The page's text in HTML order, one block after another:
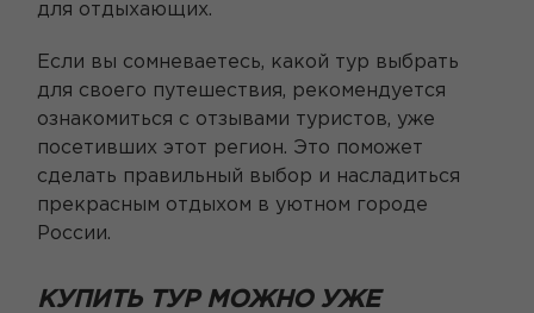
для отдыхающих.
Если вы сомневаетесь, какой тур выбрать
для своего путешествия, рекомендуется
ознакомиться с отзывами туристов, уже
посетивших этот регион. Это поможет
сделать правильный выбор и насладиться
прекрасным отдыхом в уютном городе
России.
КУПИТЬ ТУР МОЖНО УЖЕ